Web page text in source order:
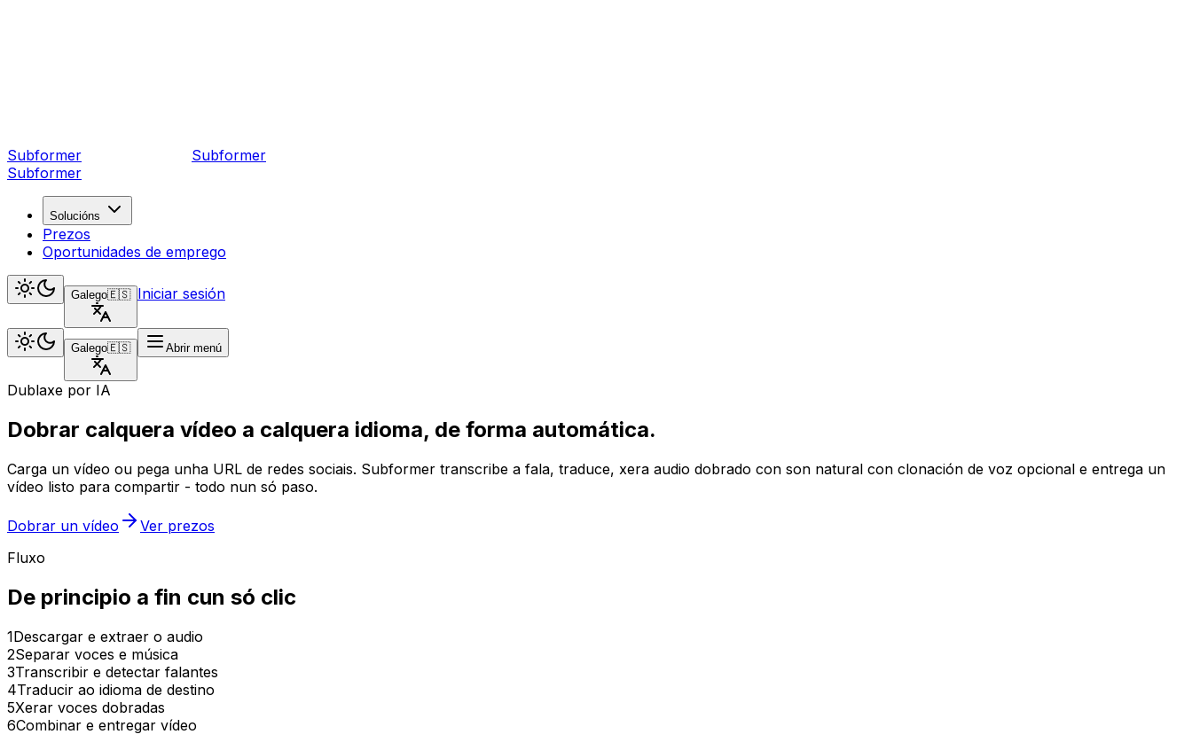
Subformer Subformer
Subformer
Solucións
Prezos
Oportunidades de emprego
Galego🇪🇸 Iniciar sesión
Galego🇪🇸 Abrir menú
Dublaxe por IA
Dobrar calquera vídeo a calquera idioma, de forma automática.
Carga un vídeo ou pega unha URL de redes sociais. Subformer transcribe a fala, traduce, xera audio dobrado con son natural con clonación de voz opcional e entrega un
vídeo listo para compartir - todo nun só paso.
Dobrar un vídeo
Ver prezos
Fluxo
De principio a fin cun só clic
1Descargar e extraer o audio
2Separar voces e música
3Transcribir e detectar falantes
4Traducir ao idioma de destino
5Xerar voces dobradas
6Combinar e entregar vídeo